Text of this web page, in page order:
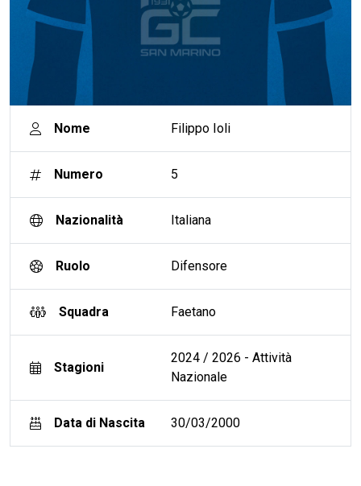
Nome Filippo Ioli
Numero 5
Nazionalità Italiana
Ruolo Difensore
Squadra Faetano
Stagioni
2024 / 2026 - Attività
Nazionale
Data di Nascita 30/03/2000